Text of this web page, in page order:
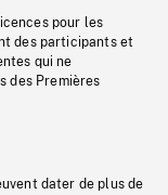
pour les
des participants et
qui ne
des Premières
dater de plus de